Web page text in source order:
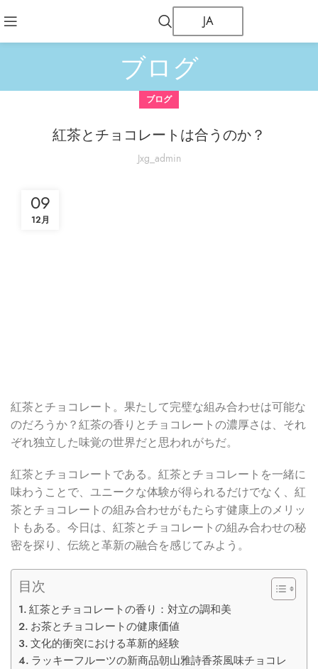
JA
ブログ
ブログ
紅茶とチョコレートは合うのか？
Jxg_admin
09
12月
紅茶とチョコレート。果たして完璧な組み合わせは可能な
のだろうか？紅茶の香りとチョコレートの濃厚さは、それ
ぞれ独立した味覚の世界だと思われがちだ。
紅茶とチョコレートである。紅茶とチョコレートを一緒に
味わうことで、ユニークな体験が得られるだけでなく、紅
茶とチョコレートの組み合わせがもたらす健康上のメリッ
トもある。今日は、紅茶とチョコレートの組み合わせの秘
密を探り、伝統と革新の融合を感じてみよう。
目次
紅茶とチョコレートの香り：対立の調和美
お茶とチョコレートの健康価値
文化的衝突における革新的経験
ラッキーフルーツの新商品朝山雅詩香茶風味チョコレ